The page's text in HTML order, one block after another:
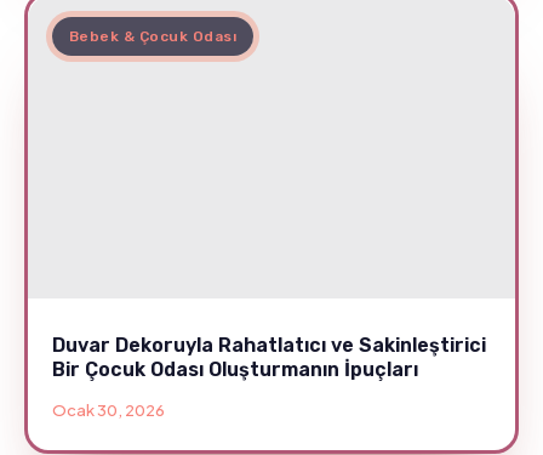
Bebek & Çocuk Odası
Duvar Dekoruyla Rahatlatıcı ve Sakinleştirici
Bir Çocuk Odası Oluşturmanın İpuçları
Ocak 30, 2026